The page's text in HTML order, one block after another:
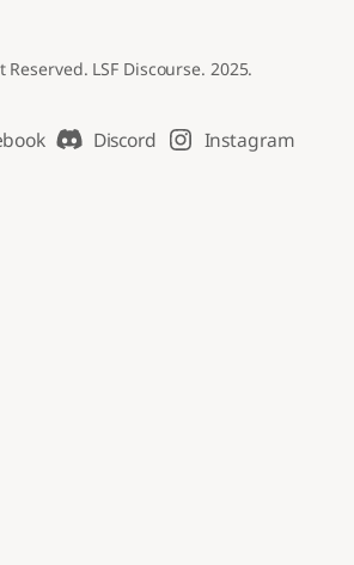
LSF Discourse. 2025.
Discord Instagram